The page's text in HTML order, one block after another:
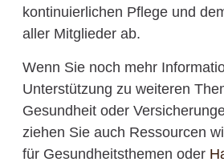
kontinuierlichen Pflege und
aller Mitglieder ab.
Wenn Sie noch mehr
Unterstützung zu weiteren
Gesundheit oder
ziehen Sie auch Ressourcen
für Gesundheitsthemen oder